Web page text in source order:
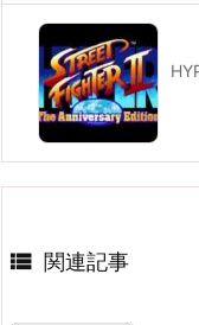
 関連記事